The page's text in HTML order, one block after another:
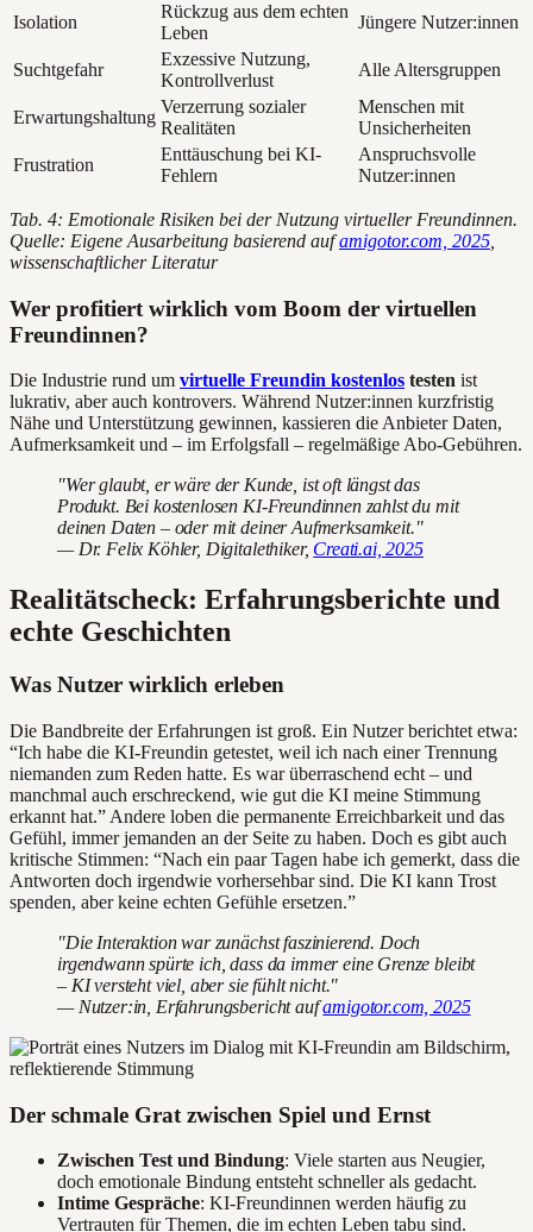
Isolation
Rückzug aus dem echten
Leben
Jüngere Nutzer:innen
Suchtgefahr
Exzessive Nutzung,
Kontrollverlust
Alle Altersgruppen
Erwartungshaltung
Verzerrung sozialer
Realitäten
Menschen mit
Unsicherheiten
Frustration
Enttäuschung bei KI-
Fehlern
Anspruchsvolle
Nutzer:innen
Tab. 4: Emotionale Risiken bei der Nutzung virtueller Freundinnen.
Quelle: Eigene Ausarbeitung basierend aufamigotor.com, 2025
wissenschaftlicher Literatur
Wer profitiert wirklich vom Boom der virtuellen
Freundinnen?
Die Industrie rund um virtuelle Freundin kostenlos testen ist
lukrativ, aber auch kontrovers. Während Nutzer:innen kurzfristig
Nähe und Unterstützung gewinnen, kassieren die Anbieter Daten,
Aufmerksamkeit und – im Erfolgsfall – regelmäßige Abo-Gebühren.
"Wer glaubt, er wäre der Kunde, ist oft längst das
Produkt. Bei kostenlosen KI-Freundinnen zahlst du mit
deinen Daten – oder mit deiner Aufmerksamkeit."
— Dr. Felix Köhler, Digitalethiker, Creati.ai, 2025
Realitätscheck: Erfahrungsberichte und
echte Geschichten
Was Nutzer wirklich erleben
Die Bandbreite der Erfahrungen ist groß. Ein Nutzer berichtet etwa:
“Ich habe die KI-Freundin getestet, weil ich nach einer Trennung
niemanden zum Reden hatte. Es war überraschend echt – und
manchmal auch erschreckend, wie gut die KI meine Stimmung
erkannt hat.” Andere loben die permanente Erreichbarkeit und das
Gefühl, immer jemanden an der Seite zu haben. Doch es gibt auch
kritische Stimmen: “Nach ein paar Tagen habe ich gemerkt, dass die
Antworten doch irgendwie vorhersehbar sind. Die KI kann Trost
spenden, aber keine echten Gefühle ersetzen.”
"Die Interaktion war zunächst faszinierend. Doch
irgendwann spürte ich, dass da immer eine Grenze bleibt
– KI versteht viel, aber sie fühlt nicht."
— Nutzer:in, Erfahrungsbericht aufamigotor.com, 2025
Der schmale Grat zwischen Spiel und Ernst
Zwischen Test und Bindung: Viele starten aus Neugier,
doch emotionale Bindung entsteht schneller als gedacht.
Intime Gespräche: KI-Freundinnen werden häufig zu
Vertrauten für Themen, die im echten Leben tabu sind.